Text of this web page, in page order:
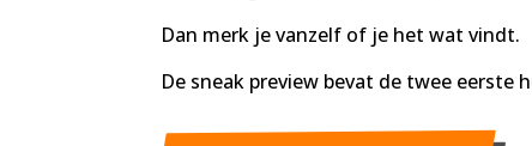
Dan merk je vanzelf of je het wat vindt.
De sneak preview bevat de twee eerste